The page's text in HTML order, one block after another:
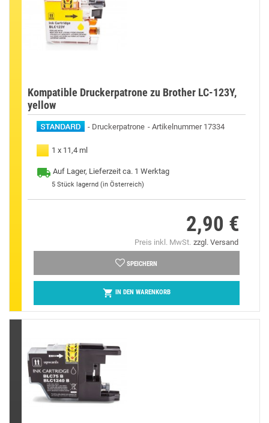
Kompatible Druckerpatrone zu Brother LC-123Y,
yellow
Druckerpatrone Artikelnummer 17334
1 x 11,4 ml
Auf Lager, Lieferzeit ca. 1 Werktag
5 Stück lagernd (in Österreich)
2,90 €
Preis inkl. MwSt. zzgl. Versand
SPEICHERN
 IN DEN WARENKORB